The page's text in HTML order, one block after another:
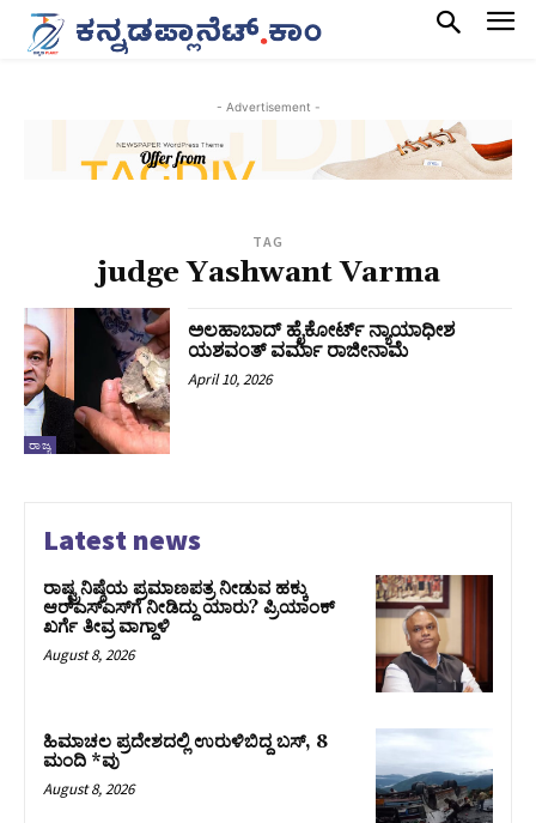
- Advertisement -
TAG
judge Yashwant Varma
ರಾಜ್ಯ
ಅಲಹಾಬಾದ್ ಹೈಕೋರ್ಟ್ ನ್ಯಾಯಾಧೀಶ
ಯಶವಂತ್ ವರ್ಮಾ ರಾಜೀನಾಮೆ
April 10, 2026
Latest news
ರಾಷ್ಟ್ರನಿಷ್ಠೆಯ ಪ್ರಮಾಣಪತ್ರ ನೀಡುವ ಹಕ್ಕು
ಆರ್‌ಎಸ್‌ಎಸ್‌ಗೆ ನೀಡಿದ್ದು ಯಾರು? ಪ್ರಿಯಾಂಕ್
ಖರ್ಗೆ ತೀವ್ರ ವಾಗ್ದಾಳಿ
August 8, 2026
ಹಿಮಾಚಲ ಪ್ರದೇಶದಲ್ಲಿ ಉರುಳಿಬಿದ್ದ ಬಸ್‌, 8
ಮಂದಿ *ವು
August 8, 2026